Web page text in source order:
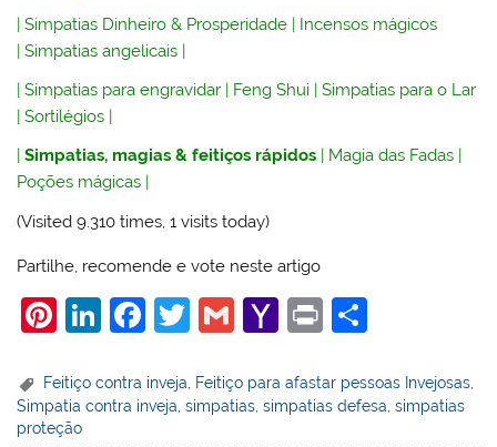
|Simpatias Dinheiro & Prosperidade | Incensos mágicos
|Simpatias angelicais |
|Simpatias para engravidar | Feng Shui |Simpatias para o Lar
|Sortilégios |
|Simpatias, magias & feitiços rápidos Magia das Fadas
Poções mágicas
(Visited 9.310 times, 1 visits today)
Partilhe, recomende e vote neste artigo
Pi
er
e
Li
k
e
F
c
e
T
itt
er
G
ai
l
Y
h
o
Pr
t
ar
e
Feitiço contra inveja Feitiço para afastar pessoas Invejosas
Simpatia contra inveja ,simpatias ,simpatias defesa ,simpatias
proteção